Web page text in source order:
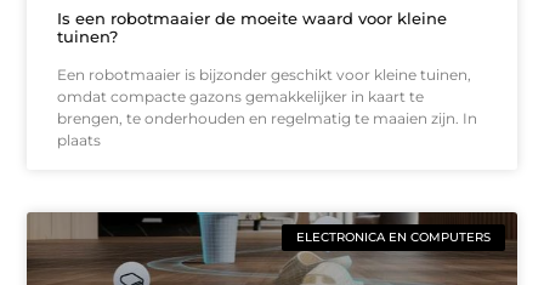
Is een robotmaaier de moeite waard voor kleine
tuinen?
Een robotmaaier is bijzonder geschikt voor kleine tuinen,
omdat compacte gazons gemakkelijker in kaart te
brengen, te onderhouden en regelmatig te maaien zijn. In
plaats
ELECTRONICA EN COMPUTERS